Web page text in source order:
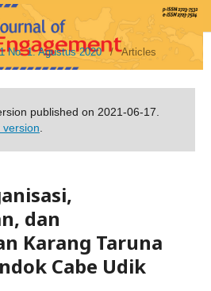
No. 1: Agustus 2020 / Articles
published on 2021-06-17.
version
dan
Karang Taruna
Cabe Udik